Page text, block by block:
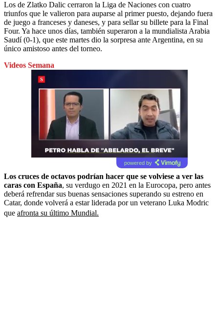
Los de Zlatko Dalic cerraron la Liga de Naciones con cuatro
triunfos que le valieron para auparse al primer puesto, dejando fuera
de juego a franceses y daneses, y para sellar su billete para la Final
Four. Ya hace unos días, también superaron a la mundialista Arabia
Saudí (0-1), que este martes dio la sorpresa ante Argentina, en su
único amistoso antes del torneo.
Videos Semana
powered by
Los cruces de octavos podrían hacer que se volviese a ver las
caras con España, su verdugo en 2021 en la Eurocopa, pero antes
deberá refrendar sus buenas sensaciones superando su estreno en
Catar, donde volverá a estar liderada por un veterano Luka Modric
que afronta su último Mundial.